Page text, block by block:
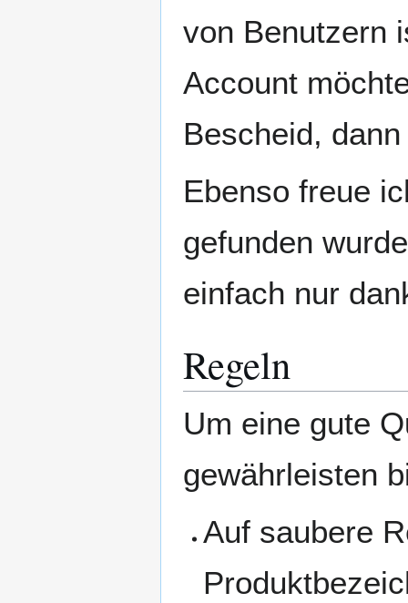
von Benutzern
Account
Bescheid,
Ebenso freue
gefunden
einfach nur
Regeln
Um eine gute
gewährleisten
Auf saubere